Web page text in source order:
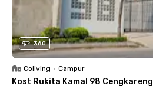
360
Coliving • Campur
Kost Rukita Kamal 98 Cengkareng